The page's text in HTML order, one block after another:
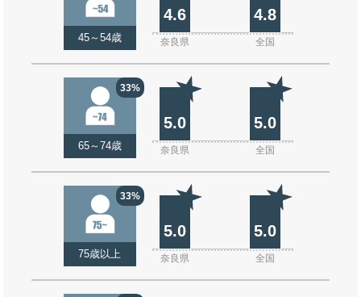
45～54歳
4.6 4.8
奈良県 全国
33%
65～74歳
5.0 5.0
奈良県 全国
33%
75歳以上
5.0 5.0
奈良県 全国